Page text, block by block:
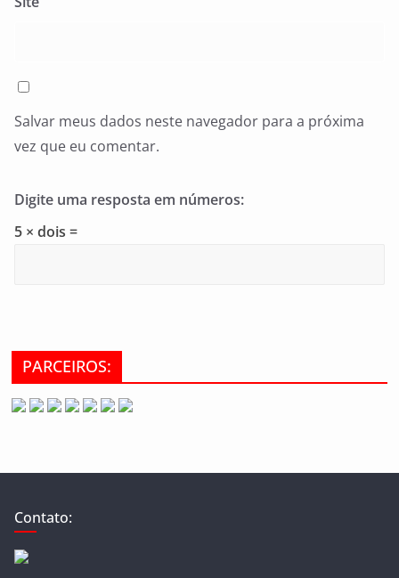
Salvar meus dados neste navegador para a próxima
vez que eu comentar.
Digite uma resposta em números:
5 × dois =
PARCEIROS:
Contato: